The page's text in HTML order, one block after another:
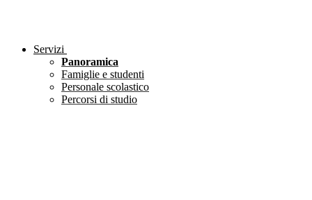
Servizi
Panoramica
Famiglie e studenti
Personale scolastico
Percorsi di studio